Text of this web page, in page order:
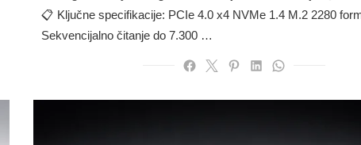
📋 Ključne specifikacije: PCIe 4.0 x4 NVMe 1.4 M.2 2280
Sekvencijalno čitanje do 7.300 …